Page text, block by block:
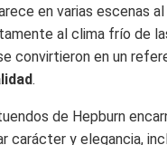
en varias escenas
al clima frío de
convirtieron en un
.
de Hepburn
carácter y elegancia,